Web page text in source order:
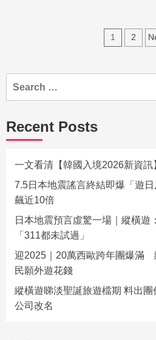
1 2
Recent Posts
一文看清【韓國入境2026新資訊
7.5日本地震謠言終結即爆「遊
飆近10倍
日本地震預言虛驚一場｜縱橫遊
「311都未試過」
迎2025｜20萬西歐跨年團爆滿
民願外遊花錢
縱橫遊睇淡聖誕旅遊檔期 料出
公司改名